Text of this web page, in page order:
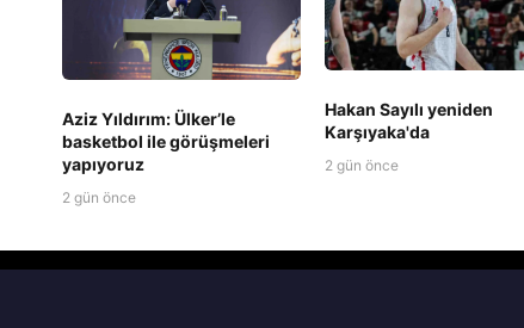
Aziz Yıldırım: Ülker’le
basketbol ile görüşmeleri
yapıyoruz
2 gün önce
Hakan Sayılı yeniden
Karşıyaka'da
2 gün önce